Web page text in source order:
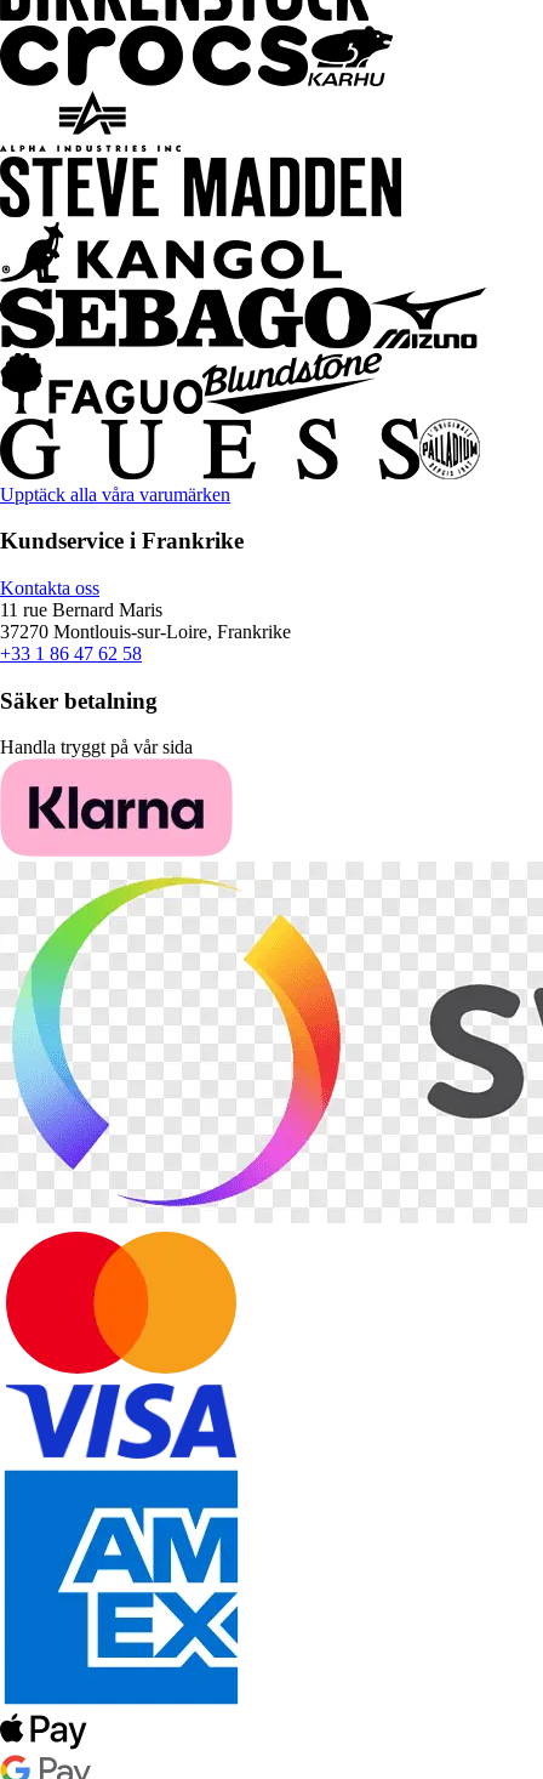
Upptäck alla våra varumärken
Kundservice i Frankrike
Kontakta oss
11 rue Bernard Maris
37270 Montlouis-sur-Loire, Frankrike
+33 1 86 47 62 58
Säker betalning
Handla tryggt på vår sida